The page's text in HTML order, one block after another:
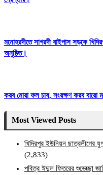
মনোহরদীতে সাগরদী বাইপাস সড়কে
অনুষ্ঠিত।
করব মোরা ফল চাষ, সংরক্ষণ করব বারো
Most Viewed Posts
খিদিরপুর ইউনিয়ন ছাত্রলীগের
(2,833)
পবিত্র ঈদুল ফিতরের শুভেচ্ছা